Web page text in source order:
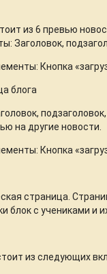
из 6 превью
Заголовок,
Кнопка
блога
на другие новости.
Кнопка
страница.
блок с учениками и
из следующих